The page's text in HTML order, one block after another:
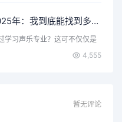
声乐专业2025年：我到底能找到多少种出路？
学习声乐专业？这可不仅仅是
4,555
暂无评论